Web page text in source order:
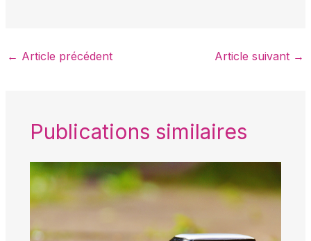
← Article précédent Article suivant →
Publications similaires